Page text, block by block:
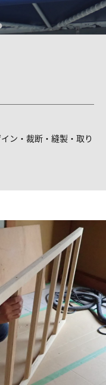
ン・裁断・縫製・取り